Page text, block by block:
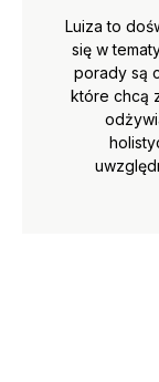
Luiza to
się w
porady są
które chcą